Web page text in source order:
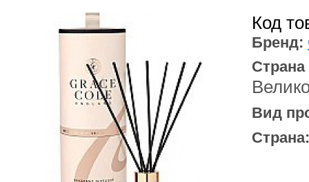
Код
Бренд:
Вид
Страна: